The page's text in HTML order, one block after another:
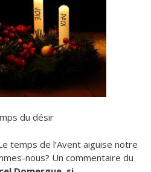
du désir
temps de l’Avent aiguise notre
nous? Un commentaire du